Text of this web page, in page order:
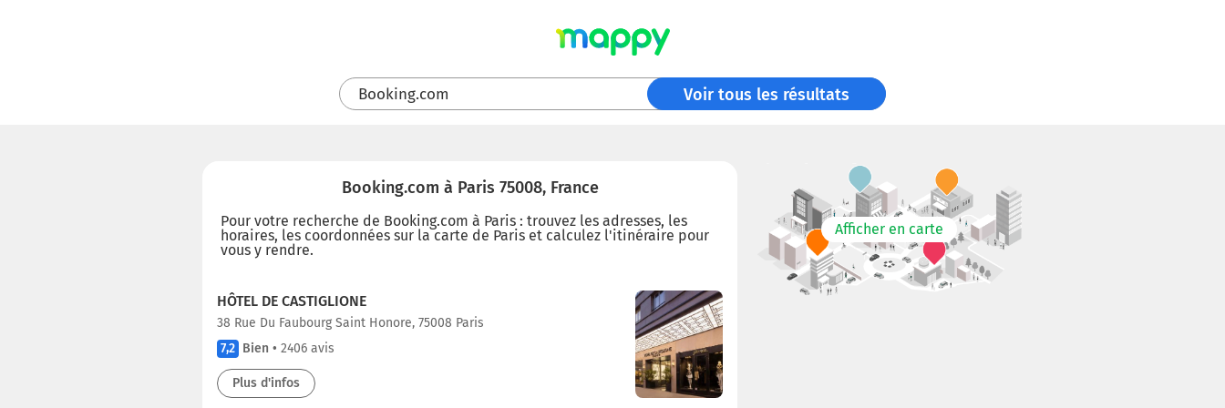
Booking.com Voir tous les résultats
Booking.com à Paris 75008, France
Pour votre recherche de Booking.com à Paris : trouvez les adresses, les
horaires, les coordonnées sur la carte de Paris et calculez l'itinéraire pour
vous y rendre.
HÔTEL DE CASTIGLIONE
38 Rue Du Faubourg Saint Honore, 75008 Paris
7,2 Bien • 2406 avis
Plus d'infos
Afficher en carte